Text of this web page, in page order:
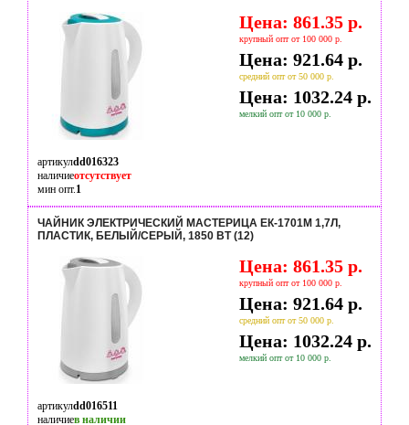
Цена: 861.35 р.
крупный опт от 100 000 р.
Цена: 921.64 р.
средний опт от 50 000 р.
Цена: 1032.24 р.
мелкий опт от 10 000 р.
артикулdd016323
наличиеотсутствует
мин опт.1
ЧАЙНИК ЭЛЕКТРИЧЕСКИЙ МАСТЕРИЦА ЕК-1701M 1,7Л,
ПЛАСТИК, БЕЛЫЙ/СЕРЫЙ, 1850 ВТ (12)
Цена: 861.35 р.
крупный опт от 100 000 р.
Цена: 921.64 р.
средний опт от 50 000 р.
Цена: 1032.24 р.
мелкий опт от 10 000 р.
артикулdd016511
наличиев наличии